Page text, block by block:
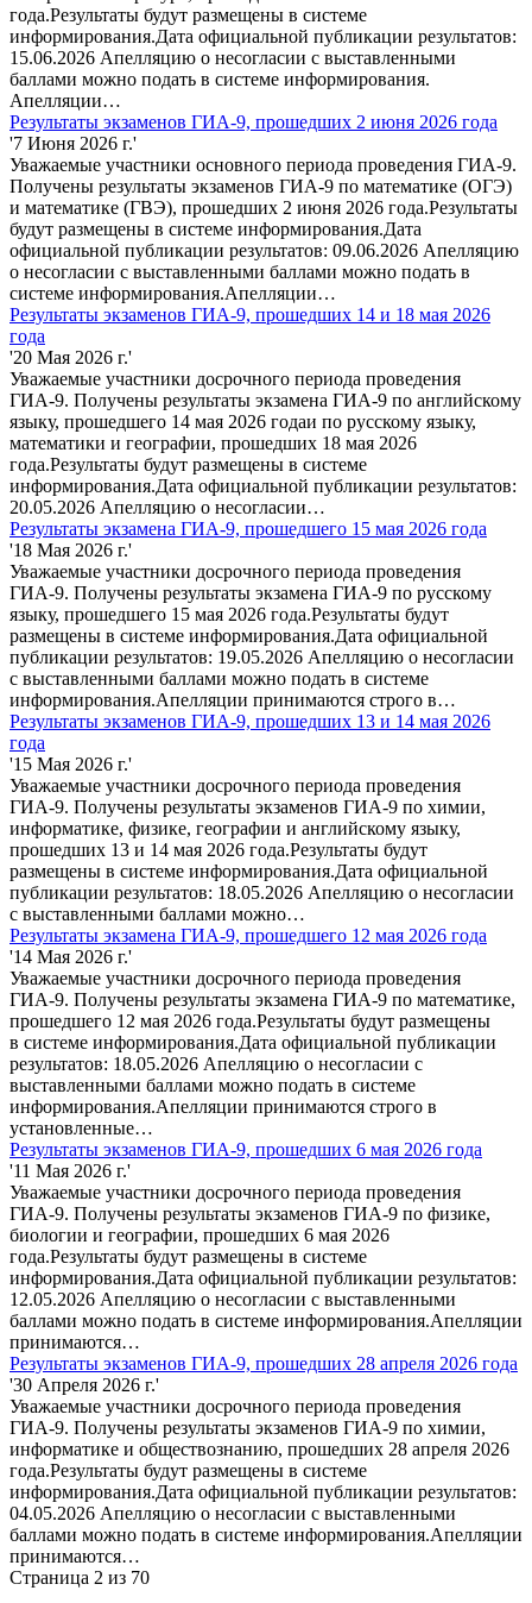
года.Результаты будут размещены в системе
информирования.Дата официальной публикации результатов:
15.06.2026 Апелляцию о несогласии с выставленными
баллами можно подать в системе информирования.
Апелляции…
Результаты экзаменов ГИА-9, прошедших 2 июня 2026 года
'7 Июня 2026 г.'
Уважаемые участники основного периода проведения ГИА-9.
Получены результаты экзаменов ГИА-9 по математике (ОГЭ)
и математике (ГВЭ), прошедших 2 июня 2026 года.Результаты
будут размещены в системе информирования.Дата
официальной публикации результатов: 09.06.2026 Апелляцию
о несогласии с выставленными баллами можно подать в
системе информирования.Апелляции…
Результаты экзаменов ГИА-9, прошедших 14 и 18 мая 2026
года
'20 Мая 2026 г.'
Уважаемые участники досрочного периода проведения
ГИА-9. Получены результаты экзамена ГИА-9 по английскому
языку, прошедшего 14 мая 2026 годаи по русскому языку,
математики и географии, прошедших 18 мая 2026
года.Результаты будут размещены в системе
информирования.Дата официальной публикации результатов:
20.05.2026 Апелляцию о несогласии…
Результаты экзамена ГИА-9, прошедшего 15 мая 2026 года
'18 Мая 2026 г.'
Уважаемые участники досрочного периода проведения
ГИА-9. Получены результаты экзамена ГИА-9 по русскому
языку, прошедшего 15 мая 2026 года.Результаты будут
размещены в системе информирования.Дата официальной
публикации результатов: 19.05.2026 Апелляцию о несогласии
с выставленными баллами можно подать в системе
информирования.Апелляции принимаются строго в…
Результаты экзаменов ГИА-9, прошедших 13 и 14 мая 2026
года
'15 Мая 2026 г.'
Уважаемые участники досрочного периода проведения
ГИА-9. Получены результаты экзаменов ГИА-9 по химии,
информатике, физике, географии и английскому языку,
прошедших 13 и 14 мая 2026 года.Результаты будут
размещены в системе информирования.Дата официальной
публикации результатов: 18.05.2026 Апелляцию о несогласии
с выставленными баллами можно…
Результаты экзамена ГИА-9, прошедшего 12 мая 2026 года
'14 Мая 2026 г.'
Уважаемые участники досрочного периода проведения
ГИА-9. Получены результаты экзамена ГИА-9 по математике,
прошедшего 12 мая 2026 года.Результаты будут размещены
в системе информирования.Дата официальной публикации
результатов: 18.05.2026 Апелляцию о несогласии с
выставленными баллами можно подать в системе
информирования.Апелляции принимаются строго в
установленные…
Результаты экзаменов ГИА-9, прошедших 6 мая 2026 года
'11 Мая 2026 г.'
Уважаемые участники досрочного периода проведения
ГИА-9. Получены результаты экзаменов ГИА-9 по физике,
биологии и географии, прошедших 6 мая 2026
года.Результаты будут размещены в системе
информирования.Дата официальной публикации результатов:
12.05.2026 Апелляцию о несогласии с выставленными
баллами можно подать в системе информирования.Апелляции
принимаются…
Результаты экзаменов ГИА-9, прошедших 28 апреля 2026 года
'30 Апреля 2026 г.'
Уважаемые участники досрочного периода проведения
ГИА-9. Получены результаты экзаменов ГИА-9 по химии,
информатике и обществознанию, прошедших 28 апреля 2026
года.Результаты будут размещены в системе
информирования.Дата официальной публикации результатов:
04.05.2026 Апелляцию о несогласии с выставленными
баллами можно подать в системе информирования.Апелляции
принимаются…
Страница 2 из 70